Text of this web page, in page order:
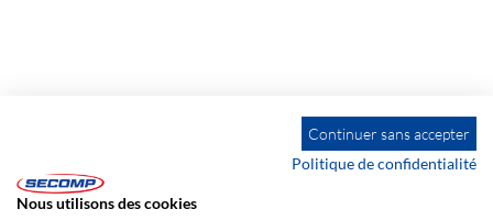
Continuer sans accepter
Politique de confidentialité
Nous utilisons des cookies